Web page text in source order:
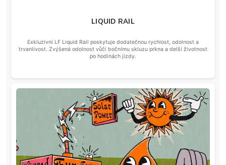
LIQUID RAIL
Exkluzivní LF Liquid Rail poskytuje dodatečnou rychlost, odolnost a
trvanlivost. Zvýšená odolnost vůči bočnímu skluzu prkna a delší životnost
po hodinách jízdy.